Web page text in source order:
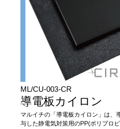
ML/CU-003-CR
導電板カイロン
マルイチの「導電板カイロン」は、
与した静電気対策用のPP(ポリプロ